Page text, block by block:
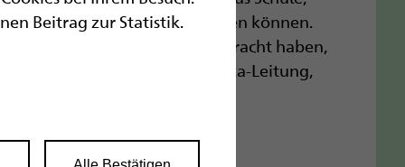
und viel voneinander lernen können.
die sich ganz toll eingebracht haben,
natürlich die Schul- und blista-Leitung,
haben.
Beitrag zur Statistik.